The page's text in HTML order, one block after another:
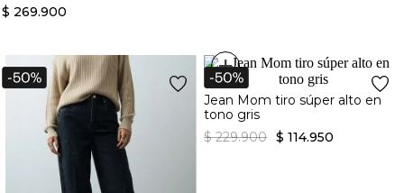
$ 269.900
+
Jean Mom tiro súper alto en
tono gris
$ 229.900 $ 114.950